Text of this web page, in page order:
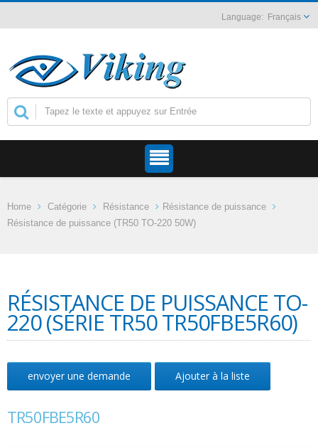
Français
Home Catégorie Résistance
Résistance de puissance
Résistance de puissance (TR50 TO-220 50W)
RÉSISTANCE DE PUISSANCE TO-
220 (SÉRIE TR50 TR50FBE5R60)
envoyer une demande Ajouter à la liste
TR50FBE5R60